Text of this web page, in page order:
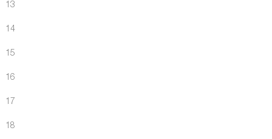
13
14
15
16
17
18